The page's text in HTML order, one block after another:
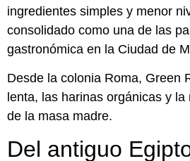
ingredientes simples y menor
consolidado como una de las
gastronómica en la Ciudad de
Desde la colonia Roma, Green
lenta, las harinas orgánicas y
de la masa madre.
Del antiguo